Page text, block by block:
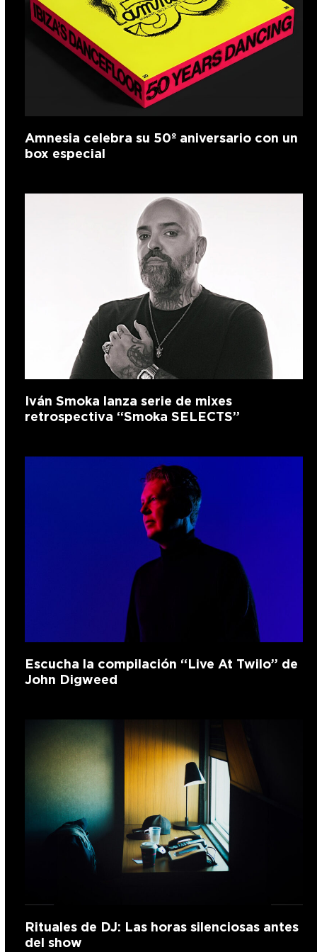
Amnesia celebra su 50º aniversario con un
box especial
Iván Smoka lanza serie de mixes
retrospectiva “Smoka SELECTS”
Escucha la compilación “Live At Twilo” de
John Digweed
Rituales de DJ: Las horas silenciosas antes
del show